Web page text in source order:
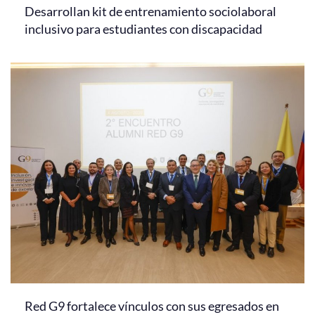
Desarrollan kit de entrenamiento sociolaboral
inclusivo para estudiantes con discapacidad
Red G9 fortalece vínculos con sus egresados en